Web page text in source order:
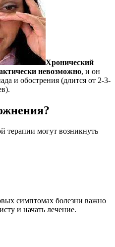
Хронический
невозможно, и он
и обострения (длится от 2-3-
терапии могут возникнуть
симптомах болезни важно
и начать лечение.